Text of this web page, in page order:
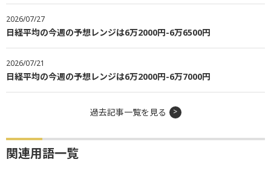
2026/07/27
日経平均の今週の予想レンジは6万2000円-6万6500円
2026/07/21
日経平均の今週の予想レンジは6万2000円-6万7000円
過去記事一覧を見る
関連用語一覧